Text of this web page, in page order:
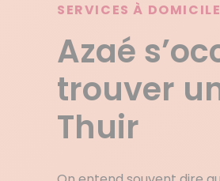
SERVICES À DOMICILE
Azaé
trouver
Thuir